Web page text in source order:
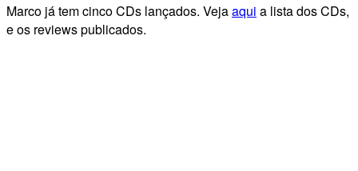
Marco já tem cinco CDs lançados. Vejaaqui a lista dos CDs,
e os reviews publicados.